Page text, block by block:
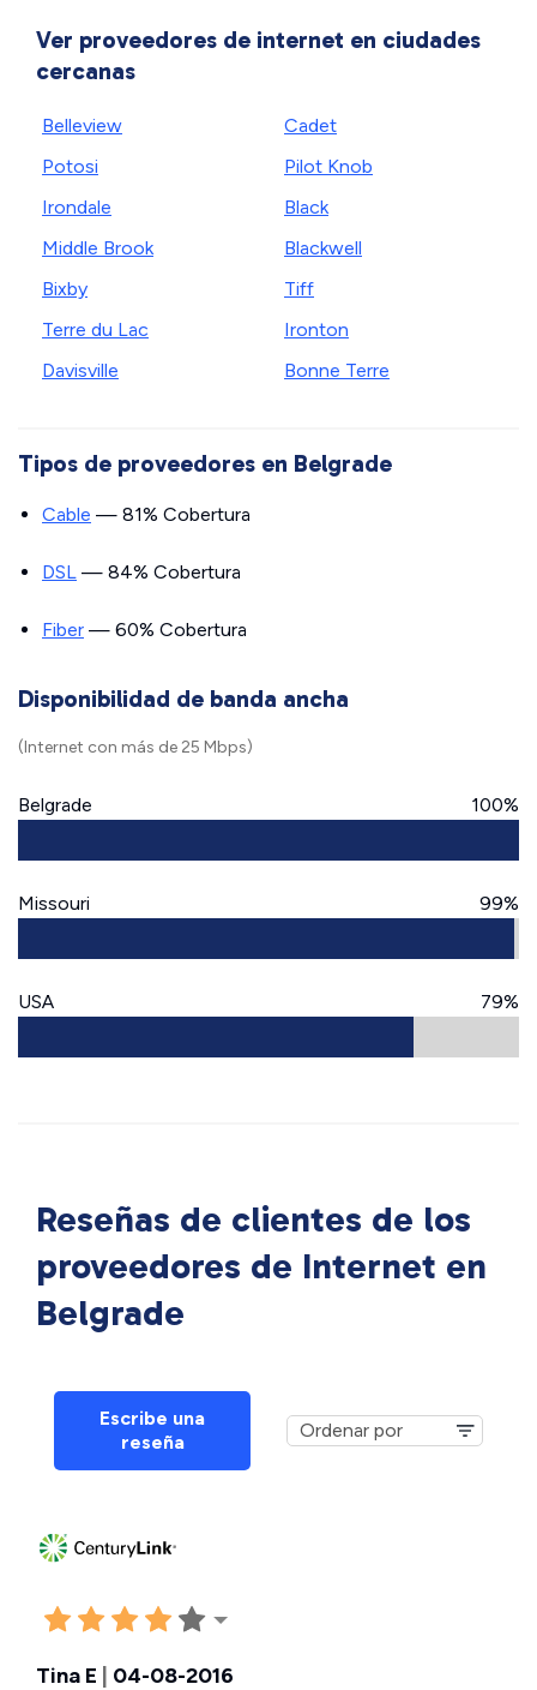
Ver proveedores de internet en ciudades
cercanas
Belleview
Potosi
Irondale
Middle Brook
Bixby
Terre du Lac
Davisville
Cadet
Pilot Knob
Black
Blackwell
Tiff
Ironton
Bonne Terre
Tipos de proveedores en Belgrade
Cable — 81% Cobertura
DSL — 84% Cobertura
Fiber — 60% Cobertura
Disponibilidad de banda ancha
(Internet con más de 25 Mbps)
Belgrade 100%
Missouri 99%
USA 79%
Reseñas de clientes de los
proveedores de Internet en
Belgrade
Escribe una
reseña
Tina E 04-08-2016